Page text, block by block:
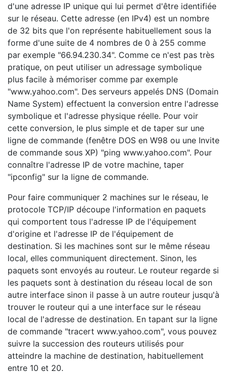
d'une adresse IP unique qui lui permet d'être identifiée
sur le réseau. Cette adresse (en IPv4) est un nombre
de 32 bits que l'on représente habituellement sous la
forme d'une suite de 4 nombres de 0 à 255 comme
par exemple "66.94.230.34". Comme ce n'est pas très
pratique, on peut utiliser un adressage symbolique
plus facile à mémoriser comme par exemple
"www.yahoo.com". Des serveurs appelés DNS (Domain
Name System) effectuent la conversion entre l'adresse
symbolique et l'adresse physique réelle. Pour voir
cette conversion, le plus simple et de taper sur une
ligne de commande (fenêtre DOS en W98 ou une Invite
de commande sous XP) "ping www.yahoo.com". Pour
connaître l'adresse IP de votre machine, taper
"ipconfig" sur la ligne de commande.
Pour faire communiquer 2 machines sur le réseau, le
protocole TCP/IP découpe l'information en paquets
qui comportent tous l'adresse IP de l'équipement
d'origine et l'adresse IP de l'équipement de
destination. Si les machines sont sur le même réseau
local, elles communiquent directement. Sinon, les
paquets sont envoyés au routeur. Le routeur regarde si
les paquets sont à destination du réseau local de son
autre interface sinon il passe à un autre routeur jusqu'à
trouver le routeur qui a une interface sur le réseau
local de l'adresse de destination. En tapant sur la ligne
de commande "tracert www.yahoo.com", vous pouvez
suivre la succession des routeurs utilisés pour
atteindre la machine de destination, habituellement
entre 10 et 20.